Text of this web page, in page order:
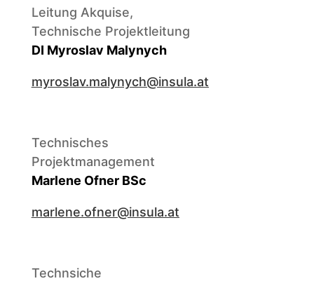
Leitung Akquise,
Technische Projektleitung
DI Myroslav Malynych
myroslav.malynych@insula.at
Technisches
Projektmanagement
Marlene Ofner BSc
marlene.ofner@insula.at
Technsiche